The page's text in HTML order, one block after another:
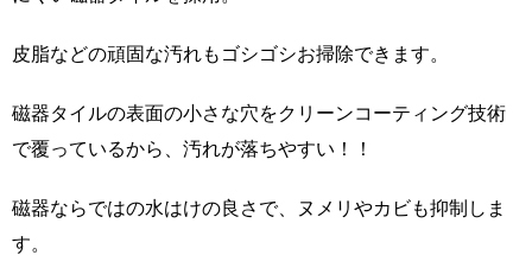
皮脂などの頑固な汚れもゴシゴシお掃除できます。
磁器タイルの表面の小さな穴をクリーンコーティング技術
で覆っているから、汚れが落ちやすい！！
磁器ならではの水はけの良さで、ヌメリやカビも抑制しま
す。